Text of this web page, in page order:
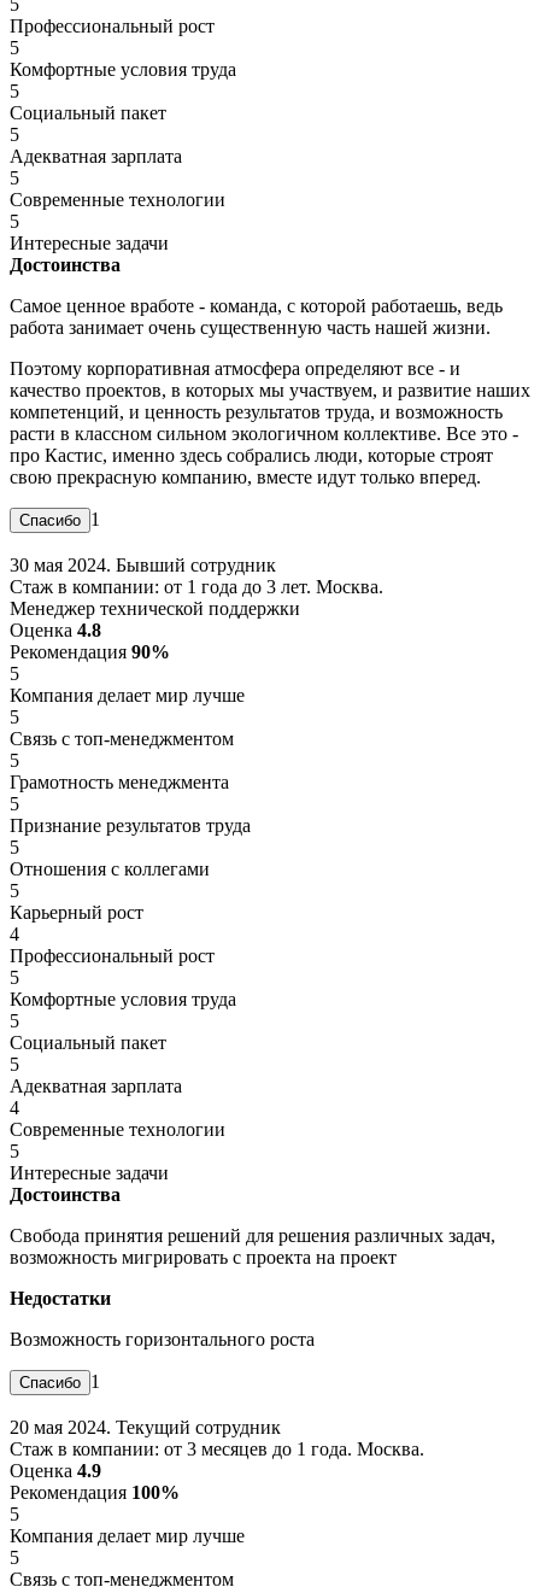
Профессиональный рост
5
Комфортные условия труда
5
Социальный пакет
5
Адекватная зарплата
5
Современные технологии
5
Интересные задачи
Достоинства
Самое ценное вработе - команда, с которой работаешь, ведь
работа занимает очень существенную часть нашей жизни.
Поэтому корпоративная атмосфера определяют все - и
качество проектов, в которых мы участвуем, и развитие наших
компетенций, и ценность результатов труда, и возможность
расти в классном сильном экологичном коллективе. Все это -
про Кастис, именно здесь собрались люди, которые строят
свою прекрасную компанию, вместе идут только вперед.
1
30 мая 2024. Бывший сотрудник
Стаж в компании: от 1 года до 3 лет. Москва.
Менеджер технической поддержки
Оценка 4.8
Рекомендация 90%
5
Компания делает мир лучше
5
Связь с топ-менеджментом
5
Грамотность менеджмента
5
Признание результатов труда
5
Отношения с коллегами
5
Карьерный рост
4
Профессиональный рост
5
Комфортные условия труда
5
Социальный пакет
5
Адекватная зарплата
4
Современные технологии
5
Интересные задачи
Достоинства
Свобода принятия решений для решения различных задач,
возможность мигрировать с проекта на проект
Недостатки
Возможность горизонтального роста
1
20 мая 2024. Текущий сотрудник
Стаж в компании: от 3 месяцев до 1 года. Москва.
Оценка 4.9
Рекомендация 100%
5
Компания делает мир лучше
5
Связь с топ-менеджментом